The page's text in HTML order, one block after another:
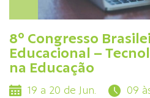
8º Congresso
Educacional –
na Educação
19 a 20 de Jun.
09